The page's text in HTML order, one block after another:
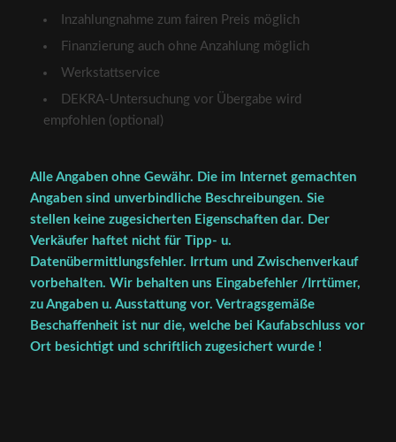
Inzahlungnahme zum fairen Preis möglich
Finanzierung auch ohne Anzahlung möglich
Werkstattservice
DEKRA-Untersuchung vor Übergabe wird
empfohlen (optional)
Alle Angaben ohne Gewähr. Die im Internet gemachten
Angaben sind unverbindliche Beschreibungen. Sie
stellen keine zugesicherten Eigenschaften dar. Der
Verkäufer haftet nicht für Tipp- u.
Datenübermittlungsfehler. Irrtum und Zwischenverkauf
vorbehalten. Wir behalten uns Eingabefehler /Irrtümer,
zu Angaben u. Ausstattung vor. Vertragsgemäße
Beschaffenheit ist nur die, welche bei Kaufabschluss vor
Ort besichtigt und schriftlich zugesichert wurde !